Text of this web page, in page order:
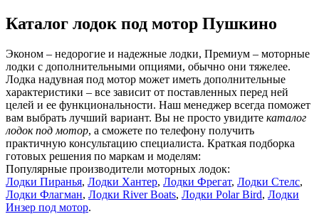
Каталог лодок под мотор Пушкино
Эконом – недорогие и надежные лодки, Премиум – моторные
лодки с дополнительными опциями, обычно они тяжелее.
Лодка надувная под мотор может иметь дополнительные
характеристики – все зависит от поставленных перед ней
целей и ее функциональности. Наш менеджер всегда поможет
вам выбрать лучший вариант. Вы не просто увидите каталог
лодок под мотор, а сможете по телефону получить
практичную консультацию специалиста. Краткая подборка
готовых решения по маркам и моделям:
Популярные производители моторных лодок:
Лодки Пиранья, Лодки Хантер, Лодки Фрегат, Лодки Стелс,
Лодки Флагман, Лодки River Boats, Лодки Polar Bird, Лодки
Инзер под мотор.